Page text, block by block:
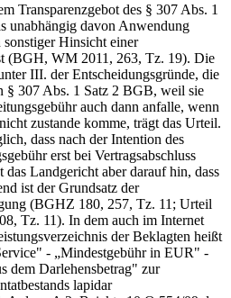
Transparenzgebot des § 307 Abs. 1
unabhängig davon Anwendung
Hinsicht einer
(BGH, WM 2011, 263, Tz. 19). Die
III. der Entscheidungsgründe, die
§ 307 Abs. 1 Satz 2 BGB, weil sie
auch dann anfalle, wenn
zustande komme, trägt das Urteil.
dass nach der Intention des
erst bei Vertragsabschluss
Landgericht aber darauf hin, dass
ist der Grundsatz der
(BGHZ 180, 257, Tz. 11; Urteil
Tz. 11). In dem auch im Internet
der Beklagten heißt
- „Mindestgebühr in EUR" -
dem Darlehensbetrag" zur
lapidar